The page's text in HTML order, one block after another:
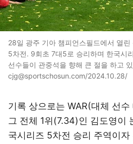
28일 광주 기아 챔피언스필드에서 열
5차전. 9회초 7대5로 승리하며 한국시
선수들이 관중석을 향해 큰 절을 하고
cjg@sportschosun.com/2024.10.28/
기록 상으로는 WAR(대체 선
그 전체 1위(7.34)인 김도영이
국시리즈 5차전 승리 주역이